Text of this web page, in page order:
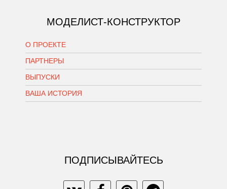
МОДЕЛИСТ-КОНСТРУКТОР
О ПРОЕКТЕ
ПАРТНЕРЫ
ВЫПУСКИ
ВАША ИСТОРИЯ
ПОДПИСЫВАЙТЕСЬ